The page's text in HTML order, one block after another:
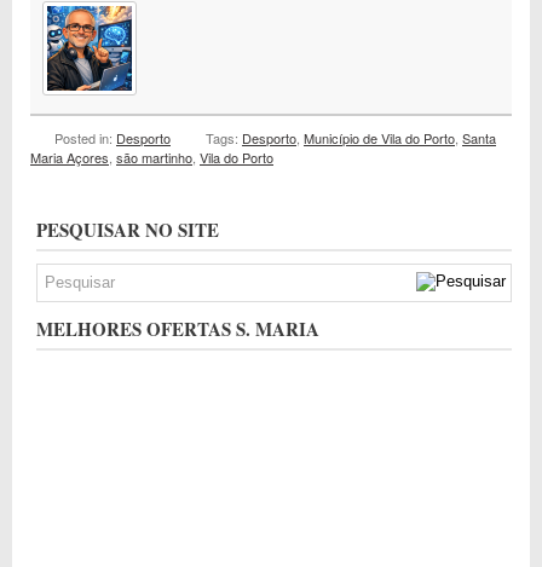
Posted in: Desporto Tags: Desporto Município de Vila do Porto Santa
Maria Açores são martinho Vila do Porto
PESQUISAR NO SITE
MELHORES OFERTAS S. MARIA